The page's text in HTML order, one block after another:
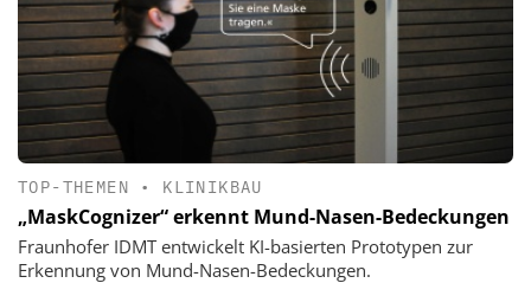
TOP-THEMEN • KLINIKBAU
„MaskCognizer“ erkennt Mund-Nasen-Bedeckungen
Fraunhofer IDMT entwickelt KI-basierten Prototypen zur
Erkennung von Mund-Nasen-Bedeckungen.